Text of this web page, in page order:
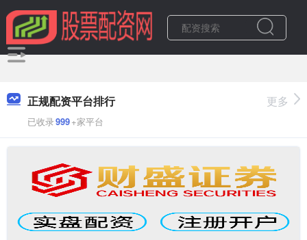
正规配资平台排行
已收录999+家平台
更多